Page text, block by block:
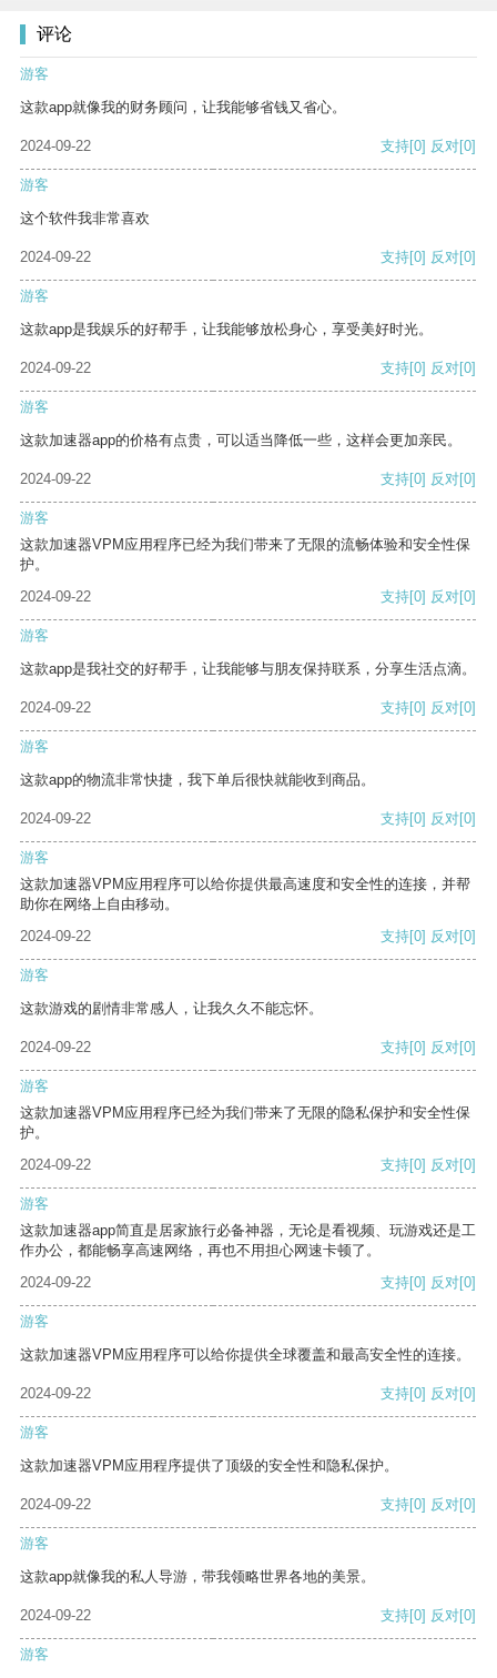
评论
游客
这款app就像我的财务顾问，让我能够省钱又省心。
2024-09-22 支持[0] 反对[0]
游客
这个软件我非常喜欢
2024-09-22 支持[0] 反对[0]
游客
这款app是我娱乐的好帮手，让我能够放松身心，享受美好时光。
2024-09-22 支持[0] 反对[0]
游客
这款加速器app的价格有点贵，可以适当降低一些，这样会更加亲民。
2024-09-22 支持[0] 反对[0]
游客
这款加速器VPM应用程序已经为我们带来了无限的流畅体验和安全性保
护。
2024-09-22
支持[0] 反对[0]
游客
这款app是我社交的好帮手，让我能够与朋友保持联系，分享生活点滴。
2024-09-22 支持[0] 反对[0]
游客
这款app的物流非常快捷，我下单后很快就能收到商品。
2024-09-22 支持[0] 反对[0]
游客
这款加速器VPM应用程序可以给你提供最高速度和安全性的连接，并帮
助你在网络上自由移动。
2024-09-22
支持[0] 反对[0]
游客
这款游戏的剧情非常感人，让我久久不能忘怀。
2024-09-22 支持[0] 反对[0]
游客
这款加速器VPM应用程序已经为我们带来了无限的隐私保护和安全性保
护。
2024-09-22
支持[0] 反对[0]
游客
这款加速器app简直是居家旅行必备神器，无论是看视频、玩游戏还是工
作办公，都能畅享高速网络，再也不用担心网速卡顿了。
2024-09-22
支持[0] 反对[0]
游客
这款加速器VPM应用程序可以给你提供全球覆盖和最高安全性的连接。
2024-09-22 支持[0] 反对[0]
游客
这款加速器VPM应用程序提供了顶级的安全性和隐私保护。
2024-09-22 支持[0] 反对[0]
游客
这款app就像我的私人导游，带我领略世界各地的美景。
2024-09-22 支持[0] 反对[0]
游客